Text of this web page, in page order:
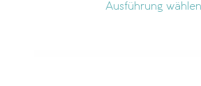
Ausführung wählen